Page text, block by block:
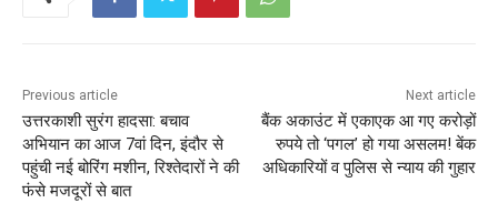
Previous article
उत्तरकाशी सुरंग हादसा: बचाव
अभियान का आज 7वां दिन, इंदौर से
पहुंची नई बोरिंग मशीन, रिश्तेदारों ने की
फंसे मजदूरों से बात
Next article
बैंक अकाउंट में एकाएक आ गए करोड़ों
रुपये तो ‘पगल’ हो गया असलम! बेंक
अधिकारियों व पुलिस से न्याय की गुहार